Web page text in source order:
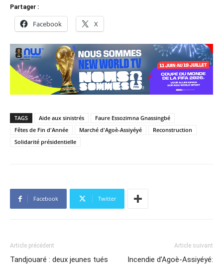
Partager :
Facebook X
TAGS Aide aux sinistrés
Faure Essozimna Gnassingbé
Fêtes de Fin d'Année
Marché d'Agoè-Assiyéyé
Reconstruction
Solidarité présidentielle
Facebook Twitter
Article précédent
Tandjouaré : deux jeunes tués
Article suivant
Incendie d’Agoè-Assiyéyé: